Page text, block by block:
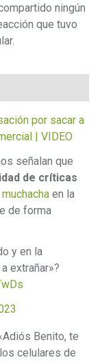
ningún
que tuvo
por sacar a
| VIDEO
señalan que
de críticas
muchacha en la
de forma
y en la
extrañar»?
Benito, te
celulares de